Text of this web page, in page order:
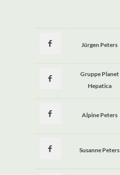
Jürgen Peters
Gruppe Planet
Hepatica
Alpine Peters
Susanne Peters